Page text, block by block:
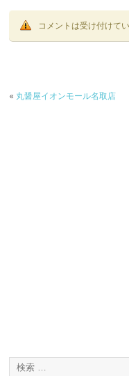
コメントは受け付けて
« 丸醤屋イオンモール名取店